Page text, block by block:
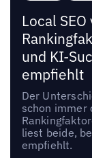
Local SEO
und KI-
empfiehlt
Der
schon immer
liest beide,
empfiehlt.